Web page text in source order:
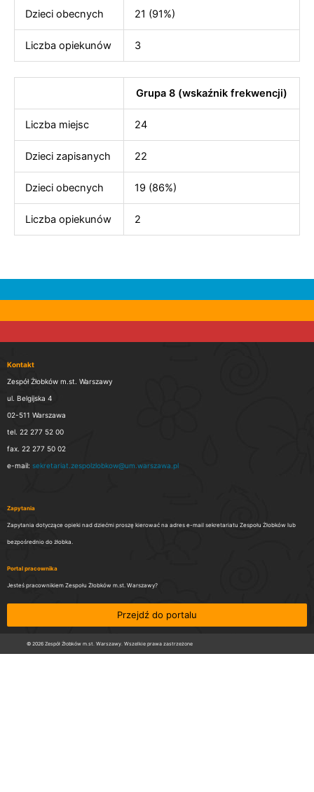
Dzieci obecnych 21 (91%)
Liczba opiekunów 3
Grupa 8 (wskaźnik frekwencji)
Liczba miejsc 24
Dzieci zapisanych 22
Dzieci obecnych 19 (86%)
Liczba opiekunów 2
Kontakt
Zespół Żłobków m.st. Warszawy
ul. Belgijska 4
02-511 Warszawa
tel. 22 277 52 00
fax. 22 277 50 02
e-mail: sekretariat.zespolzlobkow@um.warszawa.pl
Zapytania
Zapytania dotyczące opieki nad dziećmi proszę kierować na adres e-mail sekretariatu Zespołu Żłobków lub
bezpośrednio do żłobka.
Portal pracownika
Jesteś pracownikiem Zespołu Żłobków m.st. Warszawy?
Przejdź do portalu
© 2026 Zespół Żłobków m.st. Warszawy. Wszelkie prawa zastrzeżone